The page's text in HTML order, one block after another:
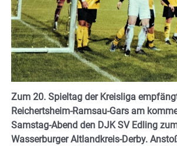
Zum 20. Spieltag der Kreisliga
Reichertsheim-Ramsau-Gars am
Samstag-Abend den DJK SV Edling
Wasserburger Altlandkreis-Derby.